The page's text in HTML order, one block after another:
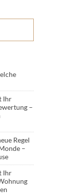
Ihr
–
Regel
–
Ihr